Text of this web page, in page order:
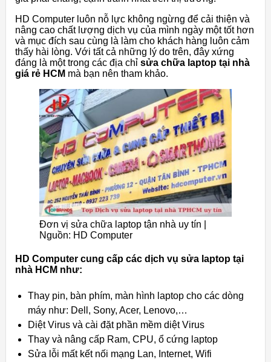
HD Computer luôn nỗ lực không ngừng để cải thiện và
nâng cao chất lượng dịch vụ của mình ngày một tốt hơn
và mục đích sau cùng là làm cho khách hàng luôn cảm
thấy hài lòng. Với tất cả những lý do trên, đây xứng
đáng là một trong các địa chỉ sửa chữa laptop tại nhà
giá rẻ HCM mà bạn nên tham khảo.
Đơn vị sửa chữa laptop tận nhà uy tín |
Nguồn: HD Computer
HD Computer cung cấp các dịch vụ sửa laptop tại
nhà HCM như:
Thay pin, bàn phím, màn hình laptop cho các dòng
máy như: Dell, Sony, Acer, Lenovo,…
Diệt Virus và cài đặt phần mềm diệt Virus
Thay và nâng cấp Ram, CPU, ổ cứng laptop
Sửa lỗi mất kết nối mạng Lan, Internet, Wifi